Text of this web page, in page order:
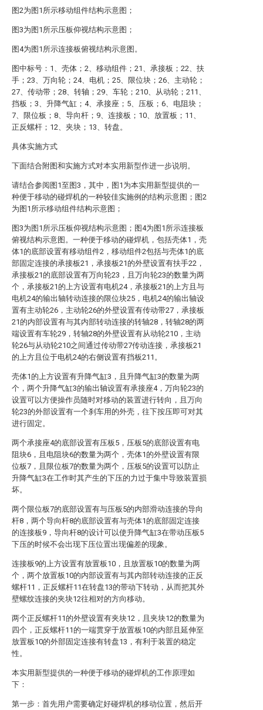
图2为图1所示移动组件结构示意图；
图3为图1所示压板仰视结构示意图；
图4为图1所示连接板俯视结构示意图。
图中标号：1、壳体；2、移动组件；21、承接板；22、扶
手；23、万向轮；24、电机；25、限位块；26、主动轮；
27、传动带；28、转轴；29、车轮；210、从动轮；211、
挡板；3、升降气缸；4、承接座；5、压板；6、电阻块；
7、限位板；8、导向杆；9、连接板；10、放置板；11、
正反螺杆；12、夹块；13、转盘。
具体实施方式
下面结合附图和实施方式对本实用新型作进一步说明。
请结合参阅图1至图3，其中，图1为本实用新型提供的一
种便于移动的碰焊机的一种较佳实施例的结构示意图；图2
为图1所示移动组件结构示意图；
图3为图1所示压板仰视结构示意图；图4为图1所示连接板
俯视结构示意图。一种便于移动的碰焊机，包括壳体1，壳
体1的底部设置有移动组件2，移动组件2包括与壳体1的底
部固定连接的承接板21，承接板21的外壁设置有扶手22，
承接板21的底部设置有万向轮23，且万向轮23的数量为两
个，承接板21的上方设置有电机24，承接板21的上方且与
电机24的输出轴转动连接的限位块25，电机24的输出轴设
置有主动轮26，主动轮26的外壁设置有传动带27，承接板
21的内部设置有与其内部转动连接的转轴28，转轴28的两
端设置有车轮29，转轴28的外壁设置有从动轮210，主动
轮26与从动轮210之间通过传动带27传动连接，承接板21
的上方且位于电机24的右侧设置有挡板211。
壳体1的上方设置有升降气缸3，且升降气缸3的数量为两
个，两个升降气缸3的输出轴设置有承接座4，万向轮23的
设置可以方便操作员随时对移动的装置进行转向，且万向
轮23的外部设置有一个刹车用的外壳，往下按压即可对其
进行固定。
两个承接座4的底部设置有压板5，压板5的底部设置有电
阻块6，且电阻块6的数量为两个，壳体1的外壁设置有限
位板7，且限位板7的数量为两个，压板5的设置可以防止
升降气缸3在工作时其产生的下压的力过于集中导致装置损
坏。
两个限位板7的底部设置有与压板5的内部滑动连接的导向
杆8，两个导向杆8的底部设置有与壳体1的底部固定连接
的连接板9，导向杆8的设计可以使升降气缸3在带动压板5
下压的时候不会出现下压位置出现偏差的现象。
连接板9的上方设置有放置板10，且放置板10的数量为两
个，两个放置板10的内部设置有与其内部转动连接的正反
螺杆11，正反螺杆11在转盘13的带动下转动，从而把其外
壁螺纹连接的夹块12往相对的方向移动。
两个正反螺杆11的外壁设置有夹块12，且夹块12的数量为
四个，正反螺杆11的一端贯穿于放置板10的内部且延伸至
放置板10的外部固定连接有转盘13，有利于装置的稳定
性。
本实用新型提供的一种便于移动的碰焊机的工作原理如
下：
第一步：首先用户需要确定好碰焊机的移动位置，然后开